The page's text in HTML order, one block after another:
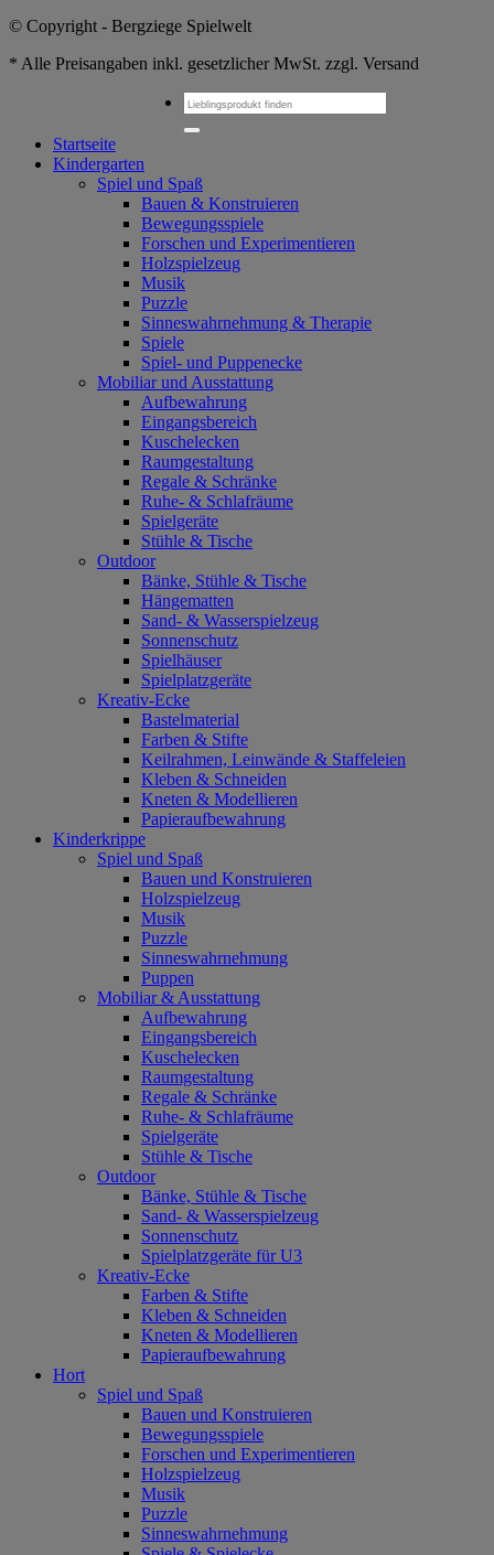
© Copyright - Bergziege Spielwelt
* Alle Preisangaben inkl. gesetzlicher MwSt. zzgl. Versand
Suchen
nach:
Startseite
Kindergarten
Spiel und Spaß
Bauen & Konstruieren
Bewegungsspiele
Forschen und Experimentieren
Holzspielzeug
Musik
Puzzle
Sinneswahrnehmung & Therapie
Spiele
Spiel- und Puppenecke
Mobiliar und Ausstattung
Aufbewahrung
Eingangsbereich
Kuschelecken
Raumgestaltung
Regale & Schränke
Ruhe- & Schlafräume
Spielgeräte
Stühle & Tische
Outdoor
Bänke, Stühle & Tische
Hängematten
Sand- & Wasserspielzeug
Sonnenschutz
Spielhäuser
Spielplatzgeräte
Kreativ-Ecke
Bastelmaterial
Farben & Stifte
Keilrahmen, Leinwände & Staffeleien
Kleben & Schneiden
Kneten & Modellieren
Papieraufbewahrung
Kinderkrippe
Spiel und Spaß
Bauen und Konstruieren
Holzspielzeug
Musik
Puzzle
Sinneswahrnehmung
Puppen
Mobiliar & Ausstattung
Aufbewahrung
Eingangsbereich
Kuschelecken
Raumgestaltung
Regale & Schränke
Ruhe- & Schlafräume
Spielgeräte
Stühle & Tische
Outdoor
Bänke, Stühle & Tische
Sand- & Wasserspielzeug
Sonnenschutz
Spielplatzgeräte für U3
Kreativ-Ecke
Farben & Stifte
Kleben & Schneiden
Kneten & Modellieren
Papieraufbewahrung
Hort
Spiel und Spaß
Bauen und Konstruieren
Bewegungsspiele
Forschen und Experimentieren
Holzspielzeug
Musik
Puzzle
Sinneswahrnehmung